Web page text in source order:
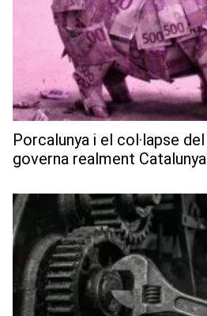
Porcalunya i el col·lapse
governa realment